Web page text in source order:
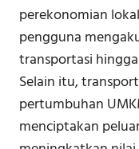
perekonomian
pengguna
transportasi
Selain itu,
pertumbuhan
menciptakan